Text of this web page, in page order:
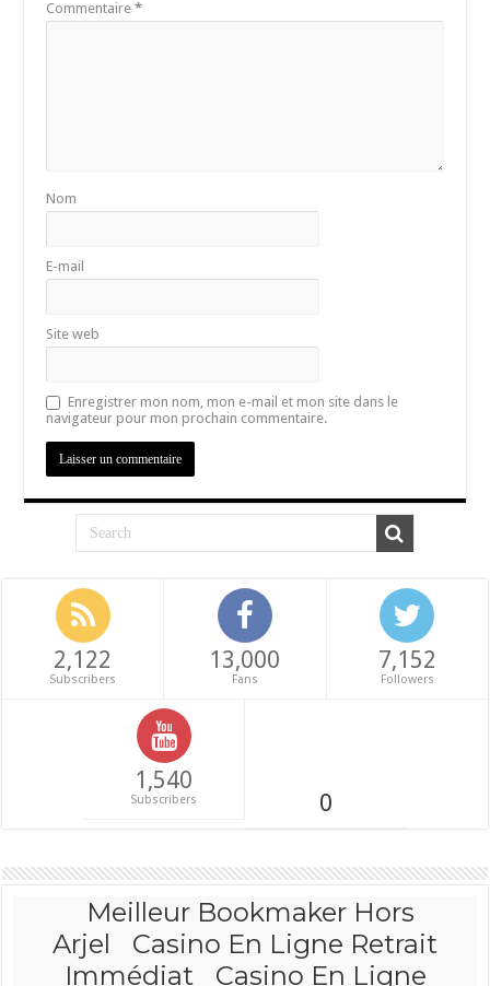
Commentaire*
Nom
E-mail
Site web
Enregistrer mon nom, mon e-mail et mon site dans le
navigateur pour mon prochain commentaire.
2,122
Subscribers
13,000
Fans
7,152
Followers
1,540
Subscribers 0